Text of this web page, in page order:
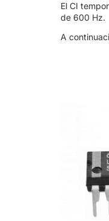
El CI
de 600 Hz.
A